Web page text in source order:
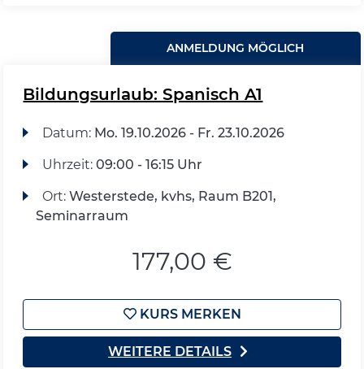
ANMELDUNG MÖGLICH
Bildungsurlaub: Spanisch A1
Datum: Mo. 19.10.2026 - Fr. 23.10.2026
Uhrzeit: 09:00 - 16:15 Uhr
Ort: Westerstede, kvhs, Raum B201,
Seminarraum
177,00 €
KURS MERKEN
WEITERE DETAILS